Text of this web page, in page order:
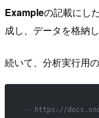
Exampleの記載にし
成し、データを格納
続いて、分析実行用
-- https://